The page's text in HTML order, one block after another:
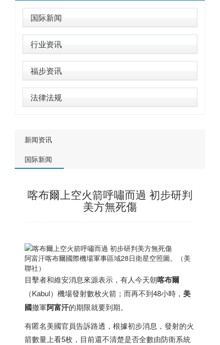
国际新闻
行业资讯
福步资讯
法律法规
新闻资讯
国际新闻
喀布爾上空火箭呼嘯而過 初步研判
美方無死傷
阿富汗喀布爾國際機場軍事區域28日衛星空照圖。（美
聯社）
目擊者和維安消息來源表示，有人今天朝喀布爾
（Kabul）機場發射數枚火箭；而再不到48小時， 美
國撤軍阿富汗的期限就要到期。
有匿名美國官員告訴路透，根據初步消息，發射的火
箭數量上看5枚，目前還不清楚是否全數由防衛系統